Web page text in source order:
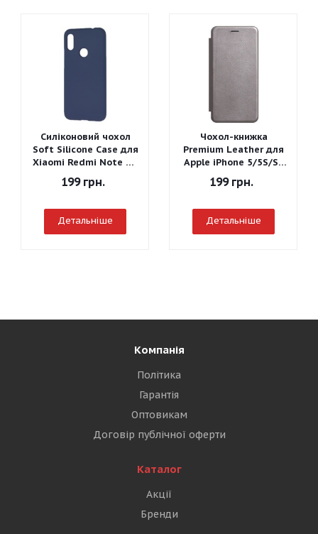
Силіконовий чохол
Soft Silicone Case для
Xiaomi Redmi Note 7 -
Graphite Gray
199грн.
Детальніше
Чохол-книжка
Premium Leather для
Apple iPhone 5/5S/SE
(Сірий)
199грн.
Детальніше
Компанія
Політика
Гарантія
Оптовикам
Договір публічної оферти
Каталог
Акції
Бренди